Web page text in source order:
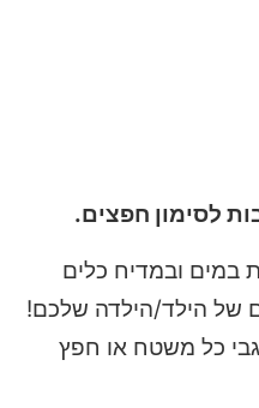
לסימון חפצים.
במים ובמדיח כלים
של הילד/הילדה שלכם!
כל משטח או חפץ